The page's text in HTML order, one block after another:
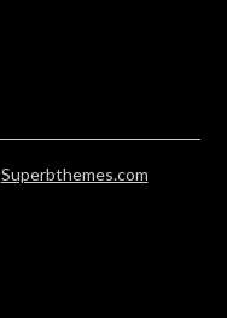
Superbthemes.com